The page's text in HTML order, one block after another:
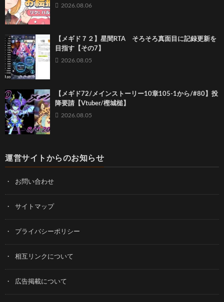
2026.08.06
【メギド７２】星間RTA そろそろ真面目に記録更新を
目指す【その7】
2026.08.05
【メギド72/メインストーリー10章105-1から/#80】投
降要請【Vtuber/樫城槌】
2026.08.05
運営サイトからのお知らせ
お問い合わせ
サイトマップ
プライバシーポリシー
相互リンクについて
広告掲載について